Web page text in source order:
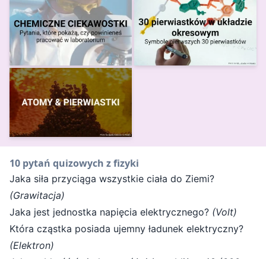
10 pytań quizowych z fizyki
Jaka siła przyciąga wszystkie ciała do Ziemi?
(Grawitacja)
Jaka jest jednostka napięcia elektrycznego? (Volt)
Która cząstka posiada ujemny ładunek elektryczny?
(Elektron)